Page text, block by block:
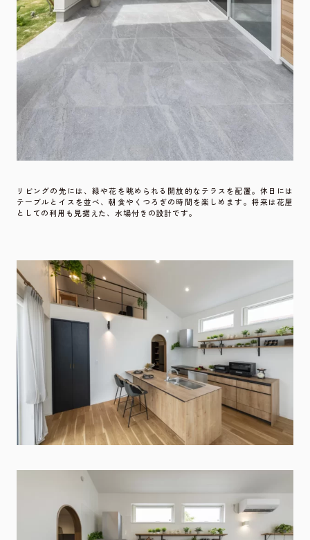
リビングの先には、緑や花を眺められる開放的なテラスを配置。休日には
テーブルとイスを並べ、朝食やくつろぎの時間を楽しめます。将来は花屋
としての利用も見据えた、水場付きの設計です。